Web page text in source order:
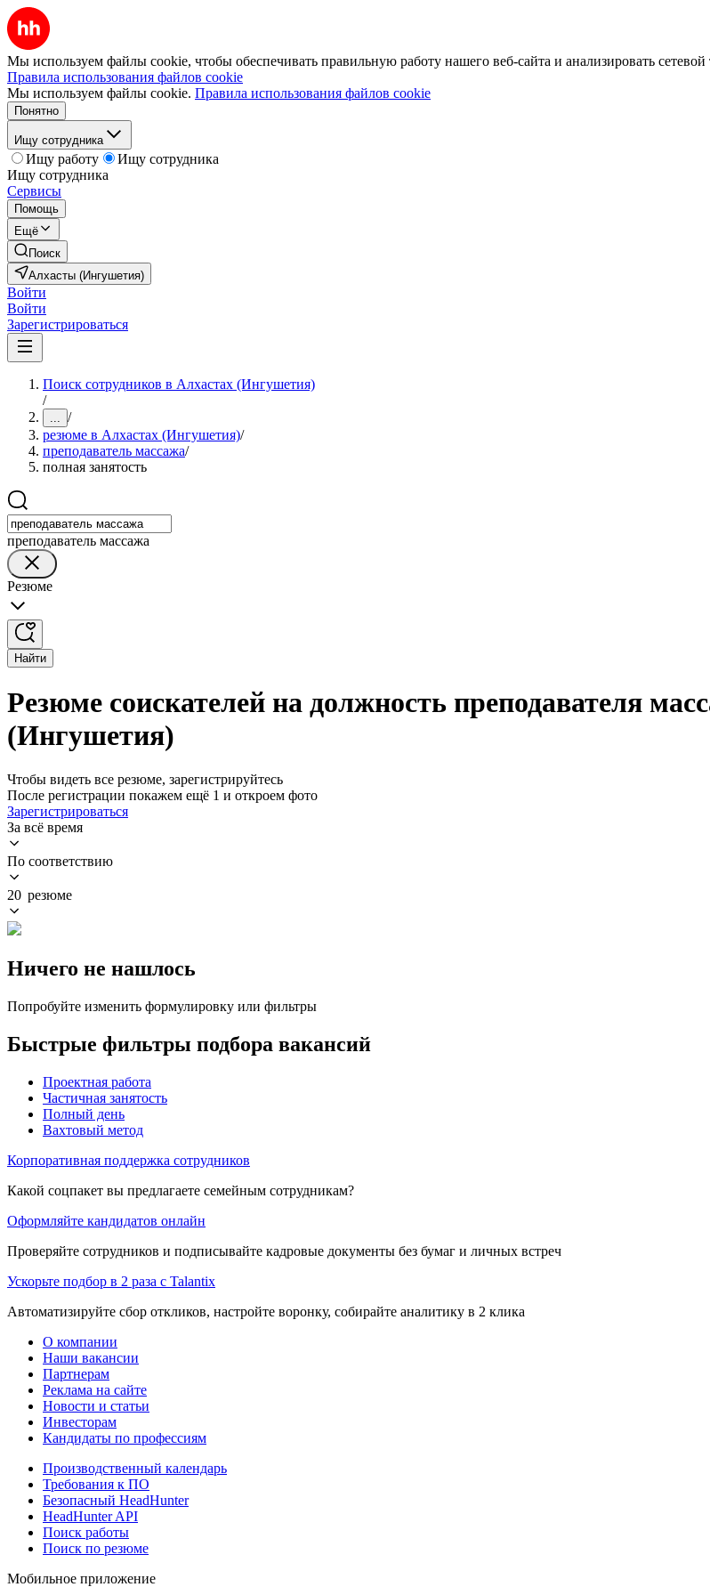
Мы используем файлы cookie, чтобы обеспечивать правильную работу нашего веб-сайта и анализировать сетевой
Правила использования файлов cookie
Мы используем файлы cookie. Правила использования файлов cookie
Понятно
Ищу сотрудника
Ищу работу
Ищу сотрудника
Ищу сотрудника
Сервисы
Помощь
Ещё
Поиск
Алхасты (Ингушетия)
Войти
Войти
Зарегистрироваться
Поиск сотрудников в Алхастах (Ингушетия)
/
... /
резюме в Алхастах (Ингушетия)/
преподаватель массажа/
полная занятость
преподаватель массажа
Резюме
Найти
Резюме соискателей на должность преподавателя
(Ингушетия)
Чтобы видеть все резюме, зарегистрируйтесь
После регистрации покажем ещё 1 и откроем фото
Зарегистрироваться
За всё время
По соответствию
20 резюме
Ничего не нашлось
Попробуйте изменить формулировку или фильтры
Быстрые фильтры подбора вакансий
Проектная работа
Частичная занятость
Полный день
Вахтовый метод
Корпоративная поддержка сотрудников
Какой соцпакет вы предлагаете семейным сотрудникам?
Оформляйте кандидатов онлайн
Проверяйте сотрудников и подписывайте кадровые документы без бумаг и личных встреч
Ускорьте подбор в 2 раза с Talantix
Автоматизируйте сбор откликов, настройте воронку, собирайте аналитику в 2 клика
О компании
Наши вакансии
Партнерам
Реклама на сайте
Новости и статьи
Инвесторам
Кандидаты по профессиям
Производственный календарь
Требования к ПО
Безопасный HeadHunter
HeadHunter API
Поиск работы
Поиск по резюме
Мобильное приложение